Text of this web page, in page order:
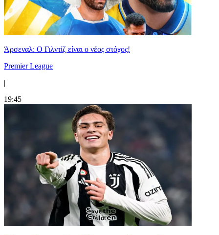
Άρσεναλ: Ο Γιλντίζ είναι ο νέος στόχος!
Premier League
|
19:45